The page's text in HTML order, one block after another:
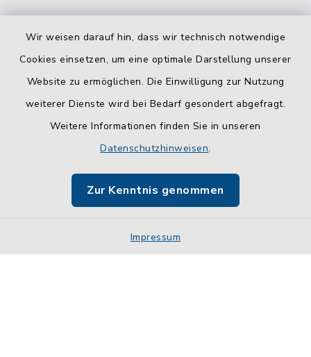
Wir weisen darauf hin, dass wir technisch notwendige
Cookies einsetzen, um eine optimale Darstellung unserer
Website zu ermöglichen. Die Einwilligung zur Nutzung
weiterer Dienste wird bei Bedarf gesondert abgefragt.
Weitere Informationen finden Sie in unseren
Datenschutzhinweisen.
Zur Kenntnis genommen
Impressum
Barrierefreiheit
Impressum
Sitemap